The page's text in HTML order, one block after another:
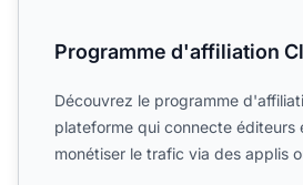
Programme d'affiliation
Découvrez le programme
plateforme qui connecte éditeurs
monétiser le trafic via des applis